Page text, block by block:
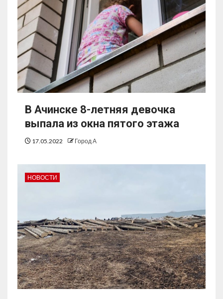
В Ачинске 8-летняя девочка
выпала из окна пятого этажа
17.05.2022 Город А
НОВОСТИ